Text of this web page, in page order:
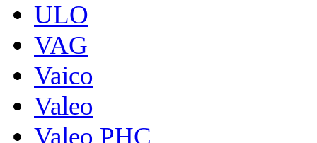
ULO
VAG
Vaico
Valeo
Valeo PHC